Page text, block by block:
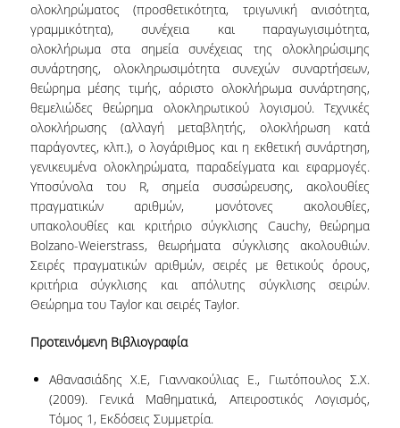
GUIDELINES FOR THESIS WRITING - MSC IN
APPLIED STATISTICS AND DATA ANALYTICS
GUIDELINES FOR THESIS WRITING - MSC IN
INSURANCE AND FINANCIAL RISK ANALYTICS
GENERAL INFO ABOUT THE MSC IN
STATISTICAL DATA SCIENCE
MSC PROGRAMS VIDEO PRESENTATIONS
2026
PHD PROGRAM
PHD CANDIDATES
PHD REGULATION
PHD DAYS/ ABOUT THE PHD PROGRAM
PHD GRADUATES/ DISSERTATIONS
APPLICATION FOR THE PHD PROGRAM
ολοκληρώματος (προσθετικότητα, τριγωνική ανισότητα,
γραμμικότητα), συνέχεια και παραγωγισιμότητα,
ολοκλήρωμα στα σημεία συνέχειας της ολοκληρώσιμης
συνάρτησης, ολοκληρωσιμότητα συνεχών συναρτήσεων,
θεώρημα μέσης τιμής, αόριστο ολοκλήρωμα συνάρτησης,
θεμελιώδες θεώρημα ολοκληρωτικού λογισμού. Τεχνικές
ολοκλήρωσης (αλλαγή μεταβλητής, ολοκλήρωση κατά
παράγοντες, κλπ.), ο λογάριθμος και η εκθετική συνάρτηση,
γενικευμένα ολοκληρώματα, παραδείγματα και εφαρμογές.
Υποσύνολα του R, σημεία συσσώρευσης, ακολουθίες
πραγματικών αριθμών, μονότονες ακολουθίες,
υπακολουθίες και κριτήριο σύγκλισης Cauchy, θεώρημα
Bolzano-Weierstrass, θεωρήματα σύγκλισης ακολουθιών.
Σειρές πραγματικών αριθμών, σειρές με θετικούς όρους,
κριτήρια σύγκλισης και απόλυτης σύγκλισης σειρών.
Θεώρημα του Taylor και σειρές Taylor.
Προτεινόμενη Βιβλιογραφία
Αθανασιάδης Χ.Ε, Γιαννακούλιας Ε., Γιωτόπουλος Σ.Χ.
(2009). Γενικά Μαθηματικά, Απειροστικός Λογισμός,
Τόμος 1, Εκδόσεις Συμμετρία.